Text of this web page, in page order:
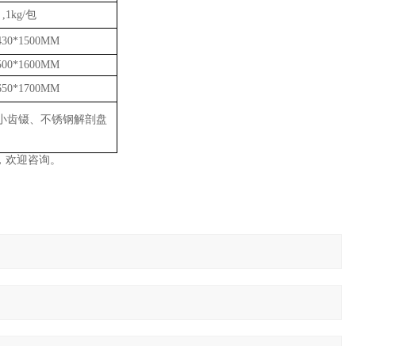
,1kg/包
齿镊、不锈钢解剖盘
迎咨询。